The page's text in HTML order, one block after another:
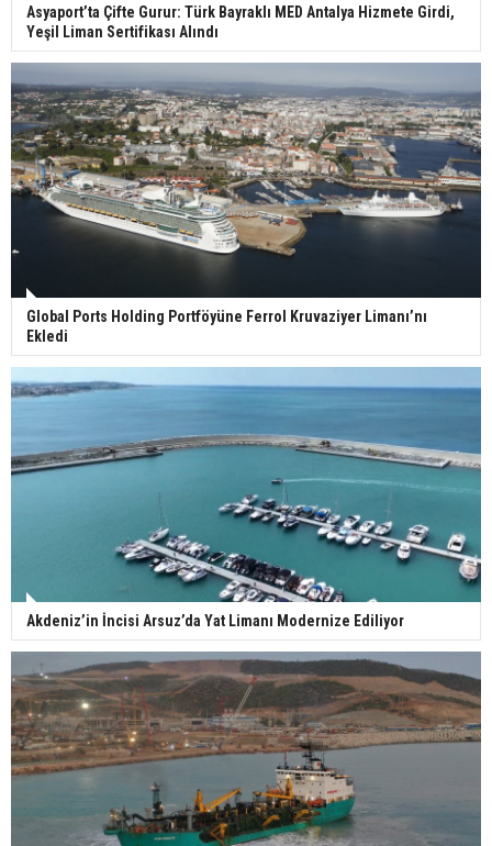
Asyaport’ta Çifte Gurur: Türk Bayraklı MED Antalya Hizmete Girdi,
Yeşil Liman Sertifikası Alındı
Global Ports Holding Portföyüne Ferrol Kruvaziyer Limanı’nı
Ekledi
Akdeniz’in İncisi Arsuz’da Yat Limanı Modernize Ediliyor